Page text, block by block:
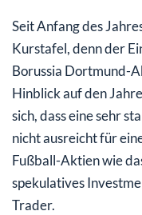
Seit Anfang des
Kurstafel, denn der
Borussia Dortmund-
Hinblick auf den
sich, dass eine sehr
nicht ausreicht für
Fußball-Aktien wie
spekulatives
Trader.